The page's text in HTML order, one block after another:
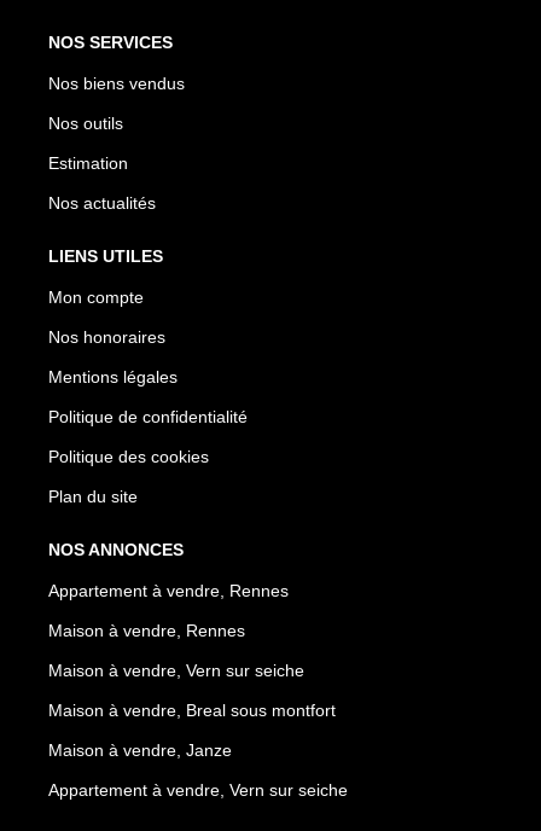
NOS SERVICES
Nos biens vendus
Nos outils
Estimation
Nos actualités
LIENS UTILES
Mon compte
Nos honoraires
Mentions légales
Politique de confidentialité
Politique des cookies
Plan du site
NOS ANNONCES
Appartement à vendre, Rennes
Maison à vendre, Rennes
Maison à vendre, Vern sur seiche
Maison à vendre, Breal sous montfort
Maison à vendre, Janze
Appartement à vendre, Vern sur seiche